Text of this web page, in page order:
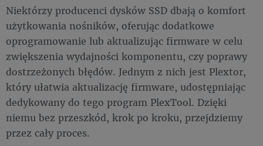
Niektórzy producenci dysków SSD dbają o komfort
użytkowania nośników, oferując dodatkowe
oprogramowanie lub aktualizując firmware w celu
zwiększenia wydajności komponentu, czy poprawy
dostrzeżonych błędów. Jednym z nich jest Plextor,
który ułatwia aktualizację firmware, udostępniając
dedykowany do tego program PlexTool. Dzięki
niemu bez przeszkód, krok po kroku, przejdziemy
przez cały proces.